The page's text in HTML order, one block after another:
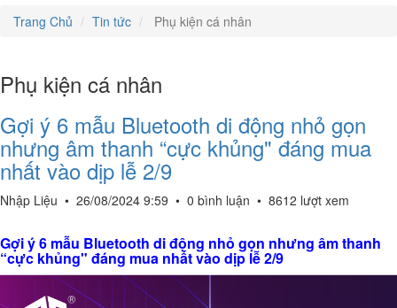
Trang Chủ
Tin tức Phụ kiện cá nhân
Phụ kiện cá nhân
Gợi ý 6 mẫu Bluetooth di động nhỏ gọn
nhưng âm thanh “cực khủng" đáng mua
nhất vào dịp lễ 2/9
Nhập Liệu • 26/08/2024 9:59 • 0 bình luận • 8612 lượt xem
Gợi ý 6 mẫu Bluetooth di động nhỏ gọn nhưng âm thanh
“cực khủng" đáng mua nhất vào dịp lễ 2/9